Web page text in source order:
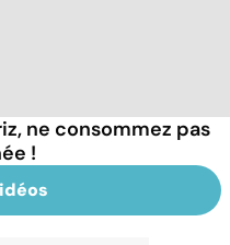
ne consommez pas
!